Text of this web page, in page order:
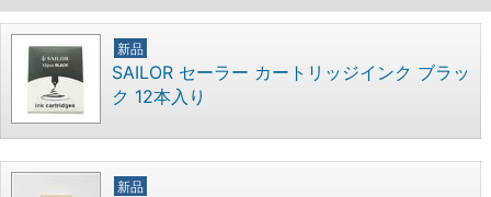
新品
SAILOR セーラー カートリッジインク ブラッ
ク 12本入り
新品